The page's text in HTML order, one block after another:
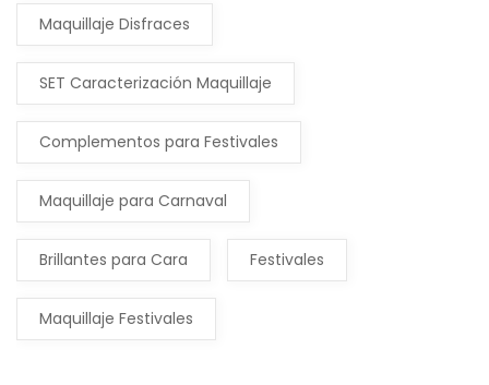
Maquillaje Disfraces
SET Caracterización Maquillaje
Complementos para Festivales
Maquillaje para Carnaval
Brillantes para Cara Festivales
Maquillaje Festivales